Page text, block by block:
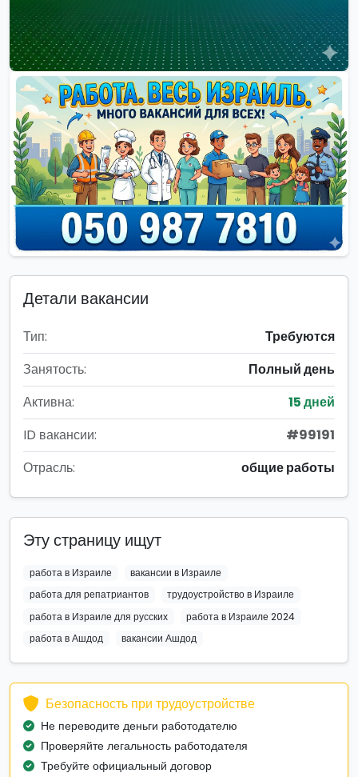
Детали вакансии
Тип:
Требуются
Занятость:
Полный день
Активна:
15 дней
ID вакансии:
#99191
Отрасль:
общие работы
Эту страницу ищут
работа в Израиле
вакансии в Израиле
работа для репатриантов
трудоустройство в Израиле
работа в Израиле для русских
работа в Израиле 2024
работа в Ашдод
вакансии Ашдод
Безопасность при трудоустройстве
Не переводите деньги работодателю
Проверяйте легальность работодателя
Требуйте официальный договор